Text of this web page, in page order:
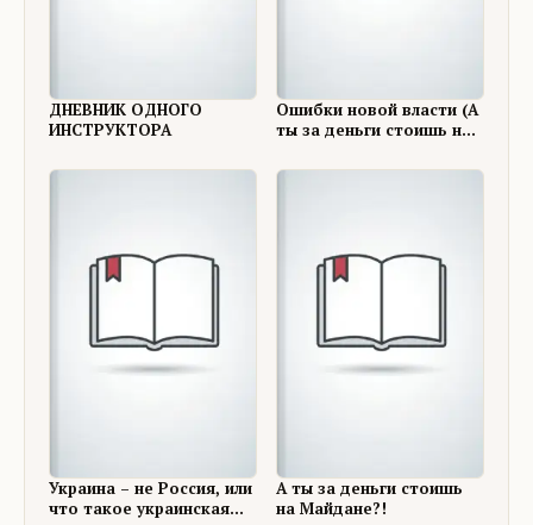
ДНЕВНИК ОДНОГО
ИНСТРУКТОРА
Ошибки новой власти (А
ты за деньги стоишь на
окончание..?).
Украина – не Россия, или
что такое украинская
А ты за деньги стоишь
на Майдане?!